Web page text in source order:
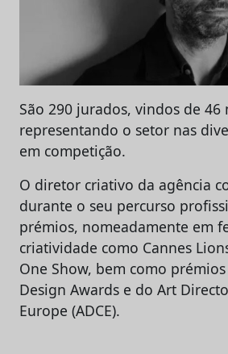
São 290 jurados, vindos de 46
representando o setor nas
em competição.
O diretor criativo da agência
durante o seu percurso
prémios, nomeadamente em
criatividade como Cannes
One Show, bem como
Design Awards e do Art
Europe (ADCE).